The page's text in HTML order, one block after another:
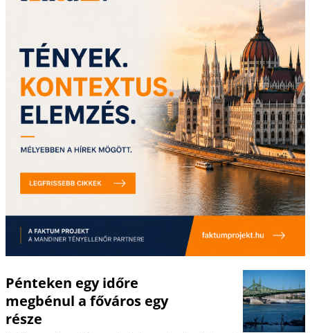
Pénteken egy időre
megbénul a főváros egy
része